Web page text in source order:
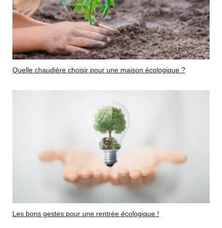
Quelle chaudière choisir pour une maison écologique ?
Les bons gestes pour une rentrée écologique !